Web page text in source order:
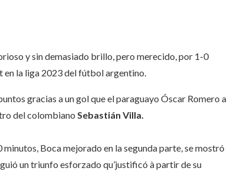
y sin demasiado brillo, pero merecido, por 1-0
en la liga 2023 del fútbol argentino.
gracias a un gol que el paraguayo Óscar Romero a
del colombiano Sebastián Villa.
Boca mejorado en la segunda parte, se mostró
un triunfo esforzado qu’justificó à partir de su